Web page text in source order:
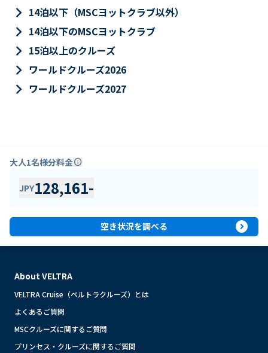
keyboard_arrow_right 14泊以下（MSCヨットクラブ以外）
keyboard_arrow_right 14泊以下のMSCヨットクラブ
keyboard_arrow_right 15泊以上のクルーズ
keyboard_arrow_right ワールドクルーズ2026
keyboard_arrow_right ワールドクルーズ2027
大人1名様分料金info
JPY128,161-
空き状況を調べる expand_circle_right
About VELTRA
VELTRA Cruise（ベルトラクルーズ）とは
よくあるご質問
MSCクルーズに関するご質問
プリンセス・クルーズに関するご質問